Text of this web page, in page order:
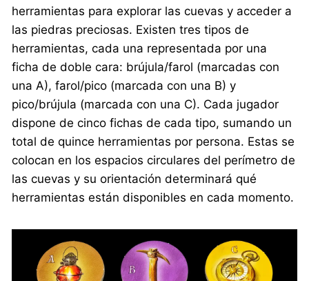
herramientas para explorar las cuevas y acceder a
las piedras preciosas. Existen tres tipos de
herramientas, cada una representada por una
ficha de doble cara: brújula/farol (marcadas con
una A), farol/pico (marcada con una B) y
pico/brújula (marcada con una C). Cada jugador
dispone de cinco fichas de cada tipo, sumando un
total de quince herramientas por persona. Estas se
colocan en los espacios circulares del perímetro de
las cuevas y su orientación determinará qué
herramientas están disponibles en cada momento.